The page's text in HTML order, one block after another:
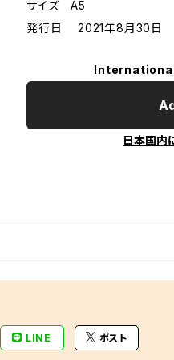
サイズ A5
発行日 2021年8月30日
日本国内
LINE ポスト